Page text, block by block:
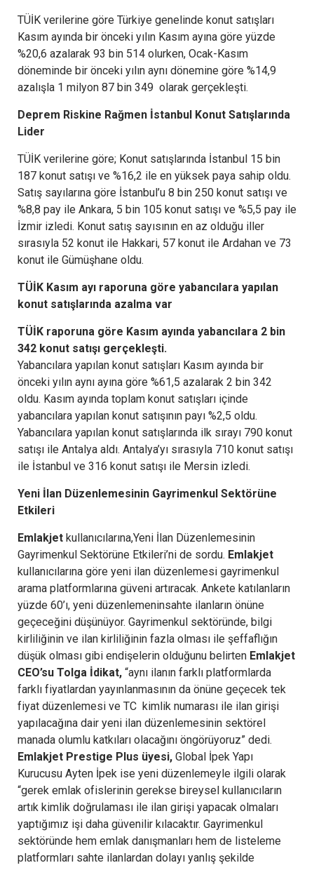
TÜİK verilerine göre Türkiye genelinde konut satışları
Kasım ayında bir önceki yılın Kasım ayına göre yüzde
%20,6 azalarak 93 bin 514 olurken, Ocak-Kasım
döneminde bir önceki yılın aynı dönemine göre %14,9
azalışla 1 milyon 87 bin 349 olarak gerçekleşti.
Deprem Riskine Rağmen İstanbul Konut Satışlarında
Lider
TÜİK verilerine göre; Konut satışlarında İstanbul 15 bin
187 konut satışı ve %16,2 ile en yüksek paya sahip oldu.
Satış sayılarına göre İstanbul’u 8 bin 250 konut satışı ve
%8,8 pay ile Ankara, 5 bin 105 konut satışı ve %5,5 pay ile
İzmir izledi. Konut satış sayısının en az olduğu iller
sırasıyla 52 konut ile Hakkari, 57 konut ile Ardahan ve 73
konut ile Gümüşhane oldu.
TÜİK Kasım ayı raporuna göre yabancılara yapılan
konut satışlarında azalma var
TÜİK raporuna göre Kasım ayında yabancılara 2 bin
342 konut satışı gerçekleşti.
Yabancılara yapılan konut satışları Kasım ayında bir
önceki yılın aynı ayına göre %61,5 azalarak 2 bin 342
oldu. Kasım ayında toplam konut satışları içinde
yabancılara yapılan konut satışının payı %2,5 oldu.
Yabancılara yapılan konut satışlarında ilk sırayı 790 konut
satışı ile Antalya aldı. Antalya’yı sırasıyla 710 konut satışı
ile İstanbul ve 316 konut satışı ile Mersin izledi.
Yeni İlan Düzenlemesinin Gayrimenkul Sektörüne
Etkileri
Emlakjet kullanıcılarına,Yeni İlan Düzenlemesinin
Gayrimenkul Sektörüne Etkileri’ni de sordu. Emlakjet
kullanıcılarına göre yeni ilan düzenlemesi gayrimenkul
arama platformlarına güveni artıracak. Ankete katılanların
yüzde 60’ı, yeni düzenlemeninsahte ilanların önüne
geçeceğini düşünüyor. Gayrimenkul sektöründe, bilgi
kirliliğinin ve ilan kirliliğinin fazla olması ile şeffaflığın
düşük olması gibi endişelerin olduğunu belirten Emlakjet
CEO’su Tolga İdikat, “aynı ilanın farklı platformlarda
farklı fiyatlardan yayınlanmasının da önüne geçecek tek
fiyat düzenlemesi ve TC kimlik numarası ile ilan girişi
yapılacağına dair yeni ilan düzenlemesinin sektörel
manada olumlu katkıları olacağını öngörüyoruz” dedi.
Emlakjet Prestige Plus üyesi, Global İpek Yapı
Kurucusu Ayten İpek ise yeni düzenlemeyle ilgili olarak
“gerek emlak ofislerinin gerekse bireysel kullanıcıların
artık kimlik doğrulaması ile ilan girişi yapacak olmaları
yaptığımız işi daha güvenilir kılacaktır. Gayrimenkul
sektöründe hem emlak danışmanları hem de listeleme
platformları sahte ilanlardan dolayı yanlış şekilde